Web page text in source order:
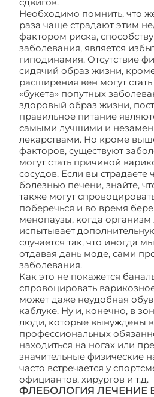
Необходимо помнить, что
раза чаще страдают этим
фактором риска,
заболевания, является
гиподинамия. Отсутствие
сидячий образ жизни,
расширения вен могут
«букета» попутных
здоровый образ жизни,
правильное питание
самыми лучшими и
лекарствами. Но кроме
факторов, существуют
могут стать причиной
сосудов. Если вы
болезнью печени, знайте,
также могут
поберечься и во время
менопаузы, когда
испытывает
случается так, что иногда
отдавая дань моде, сами
заболевания.
Как это не покажется
спровоцировать
может даже неудобная
каблуке. Ну и, конечно, в
люди, которые вынуждены в
профессиональных
находиться на ногах или
значительные физические
часто встречается у
официантов, хирургов и т.д.
ФЛЕБОЛОГИЯ ЛЕЧЕНИЕ